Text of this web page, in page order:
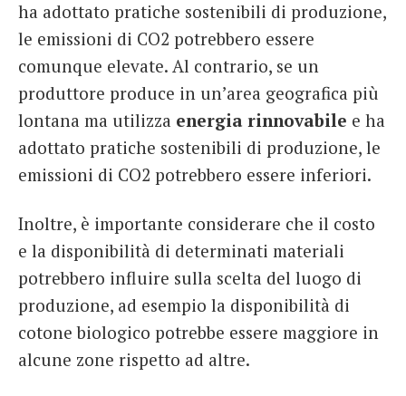
ha adottato pratiche sostenibili di produzione,
le emissioni di CO2 potrebbero essere
comunque elevate. Al contrario, se un
produttore produce in un’area geografica più
lontana ma utilizza energia rinnovabile e ha
adottato pratiche sostenibili di produzione, le
emissioni di CO2 potrebbero essere inferiori.
Inoltre, è importante considerare che il costo
e la disponibilità di determinati materiali
potrebbero influire sulla scelta del luogo di
produzione, ad esempio la disponibilità di
cotone biologico potrebbe essere maggiore in
alcune zone rispetto ad altre.